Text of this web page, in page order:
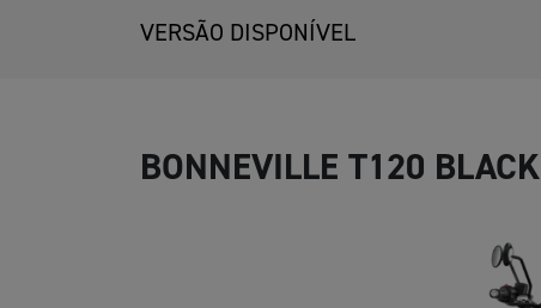
VERSÃO DISPONÍVEL
BONNEVILLE T120 BLACK